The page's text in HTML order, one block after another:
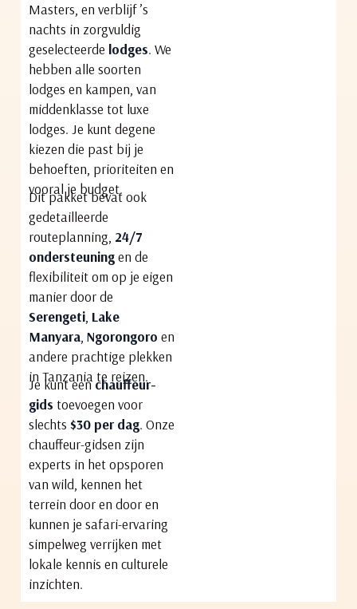
Masters, en verblijf ’s
nachts in zorgvuldig
geselecteerde lodges. We
hebben alle soorten
lodges en kampen, van
middenklasse tot luxe
lodges. Je kunt degene
kiezen die past bij je
behoeften, prioriteiten en
vooral je budget.
Dit pakket bevat ook
gedetailleerde
routeplanning, 24/7
ondersteuningen de
flexibiliteit om op je eigen
manier door de
Serengeti, Lake
Manyara, Ngorongoro en
andere prachtige plekken
in Tanzania te reizen.
Je kunt eenchauffeur-
gids toevoegen voor
slechts $30 per dag. Onze
chauffeur-gidsen zijn
experts in het opsporen
van wild, kennen het
terrein door en door en
kunnen je safari-ervaring
simpelweg verrijken met
lokale kennis en culturele
inzichten.